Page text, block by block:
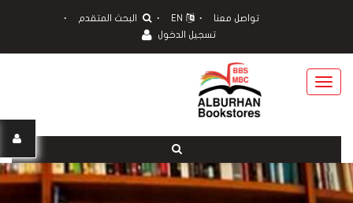
تواصل معنا EN
البحث المتقدم
تسجيل الدخول
Toggle
navigation